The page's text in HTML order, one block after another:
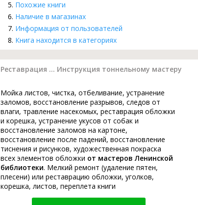
Похожие книги
Наличие в магазинах
Информация от пользователей
Книга находится в категориях
Реставрация ... Инструкция тоннельному мастеру
Мойка листов, чистка, отбеливание, устранение
заломов, восстановление разрывов, следов от
влаги, травление насекомых, реставрация обложки
и корешка, устранение укусов от собак и
восстановление заломов на картоне,
восстановление после падений, восстановление
тиснения и рисунков, художественная покраска
всех элементов обложки от мастеров Ленинской
библиотеки. Мелкий ремонт (удаление пятен,
плесени) или реставрацию обложки, уголков,
корешка, листов, переплета книги